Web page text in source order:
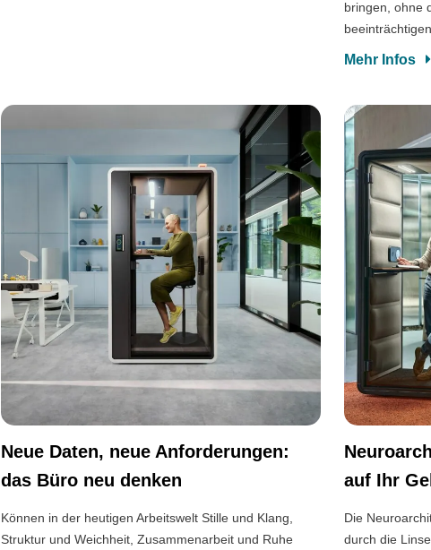
bringen, ohne
beeinträchtigen.
Mehr Infos
Neue Daten, neue Anforderungen:
das Büro neu denken
Können in der heutigen Arbeitswelt Stille und Klang,
Struktur und Weichheit, Zusammenarbeit und Ruhe
auf Ihr
Die
durch die